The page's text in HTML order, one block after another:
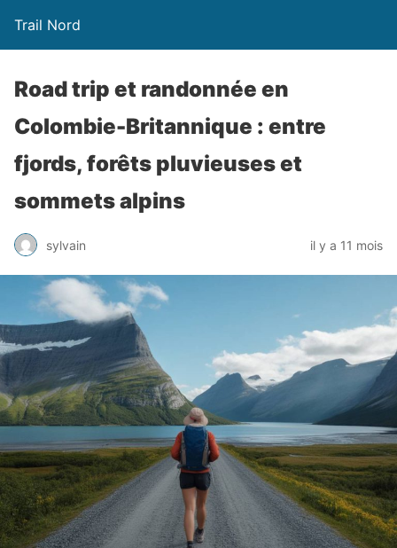
Trail Nord
Road trip et randonnée en
Colombie-Britannique : entre
fjords, forêts pluvieuses et
sommets alpins
sylvain il y a 11 mois